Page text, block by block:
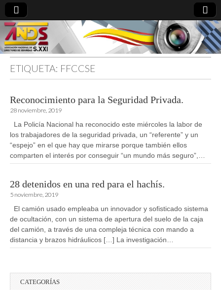
directoresdeseguridad.es
ETIQUETA: FFCCSE
Reconocimiento para la Seguridad Privada.
28 noviembre, 2019
La Policía Nacional ha reconocido este miércoles la labor de
los trabajadores de la seguridad privada, un “referente” y un
“espejo” en el que hay que mirarse porque también ellos
comparten el interés por conseguir “un mundo más seguro”,…
28 detenidos en una red para el hachís.
5 noviembre, 2019
El camión usado empleaba un innovador y sofisticado sistema
de ocultación, con un sistema de apertura del suelo de la caja
del camión, a través de una compleja técnica con mando a
distancia y brazos hidráulicos […] La investigación…
CATEGORÍAS